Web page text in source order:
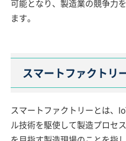
可能となり、製造業の競争力
ます。
スマートファクトリ
スマートファクトリーとは、
ル技術を駆使して製造プロセ